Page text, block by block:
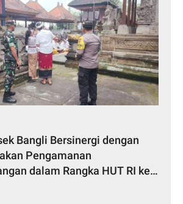
Bangli Bersinergi dengan
Pengamanan
HUT RI ke-